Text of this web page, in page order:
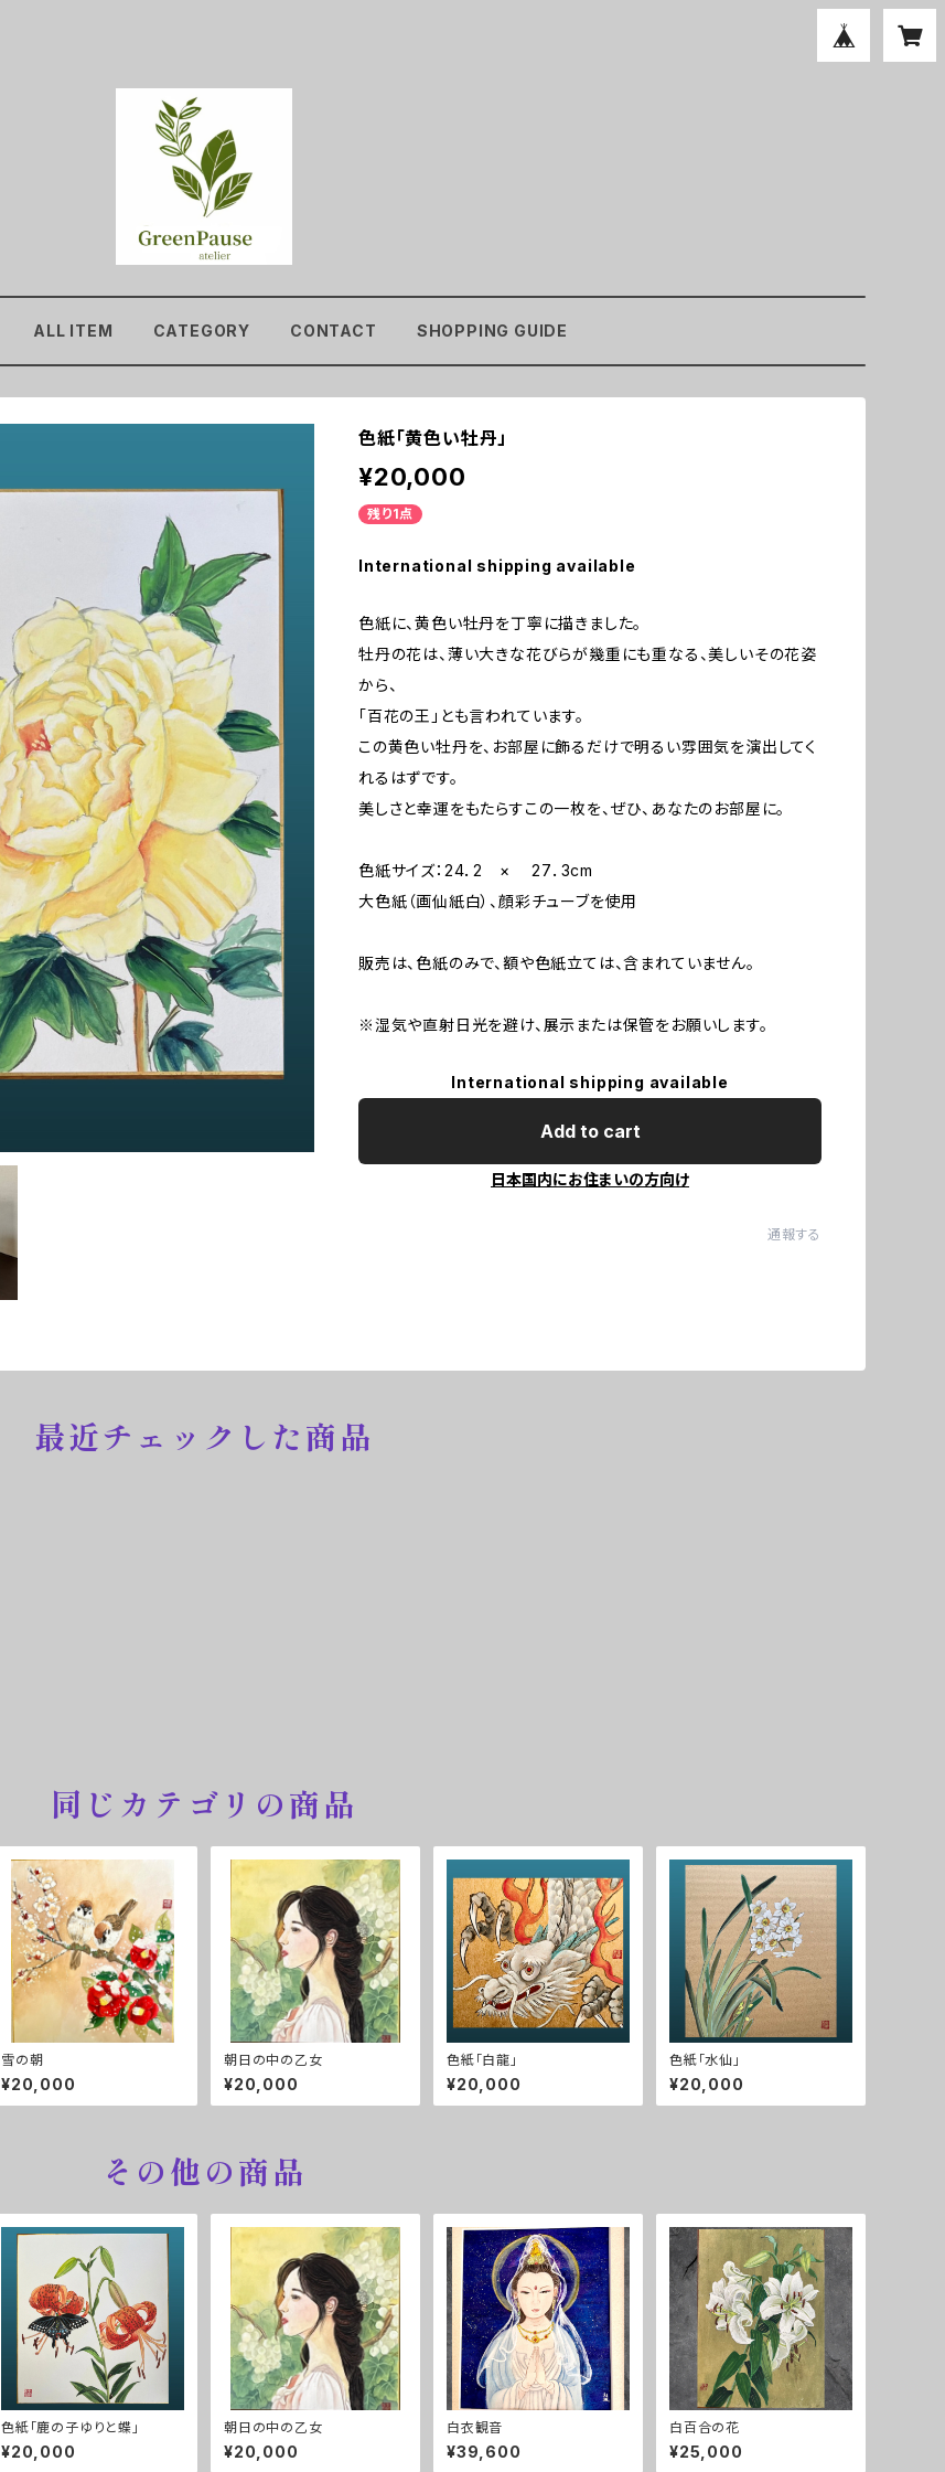
ALL ITEM CATEGORY CONTACT SHOPPING GUIDE
色紙「黄色い牡丹」
¥20,000
残り1点
International shipping available
色紙に、黄色い牡丹を丁寧に描きました。
牡丹の花は、薄い大きな花びらが幾重にも重なる、美しいその花姿
から、
「百花の王」とも言われています。
この黄色い牡丹を、お部屋に飾るだけで明るい雰囲気を演出してく
れるはずです。
美しさと幸運をもたらすこの一枚を、ぜひ、あなたのお部屋に。
色紙サイズ：24．2 × 27．3cm
大色紙（画仙紙白）、顔彩チューブを使用
販売は、色紙のみで、額や色紙立ては、含まれていません。
※湿気や直射日光を避け、展示または保管をお願いします。
International shipping available
Add to cart
日本国内にお住まいの方向け
通報する
最近チェックした商品
同じカテゴリの商品
雪の朝
¥20,000
朝日の中の乙女
¥20,000
色紙「白龍」
¥20,000
色紙「水仙」
¥20,000
その他の商品
色紙「鹿の子ゆりと蝶」
¥20,000
朝日の中の乙女
¥20,000
白衣観音
¥39,600
白百合の花
¥25,000